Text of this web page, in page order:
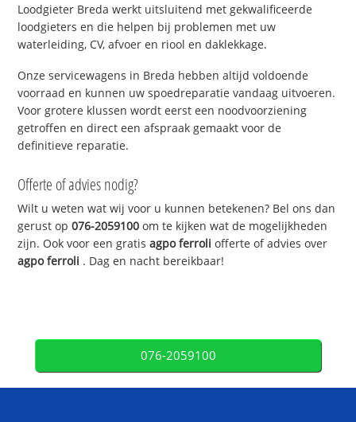
Loodgieter Breda werkt uitsluitend met gekwalificeerde
loodgieters en die helpen bij problemen met uw
waterleiding, CV, afvoer en riool en daklekkage.
Onze servicewagens in Breda hebben altijd voldoende
voorraad en kunnen uw spoedreparatie vandaag uitvoeren.
Voor grotere klussen wordt eerst een noodvoorziening
getroffen en direct een afspraak gemaakt voor de
definitieve reparatie.
Offerte of advies nodig?
Wilt u weten wat wij voor u kunnen betekenen? Bel ons dan
gerust op076-2059100 om te kijken wat de mogelijkheden
zijn. Ook voor een gratisagpo ferroliofferte of advies over
agpo ferroli . Dag en nacht bereikbaar!
076-2059100